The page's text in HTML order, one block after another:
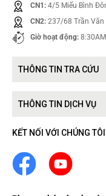
CN1: 4/5 Miếu Bình
CN2: 237/68 Trần Văn
Giờ hoạt động:
THÔNG TIN TRA CỨU
THÔNG TIN DỊCH VỤ
KẾT NỐI VỚI CHÚNG TÔI